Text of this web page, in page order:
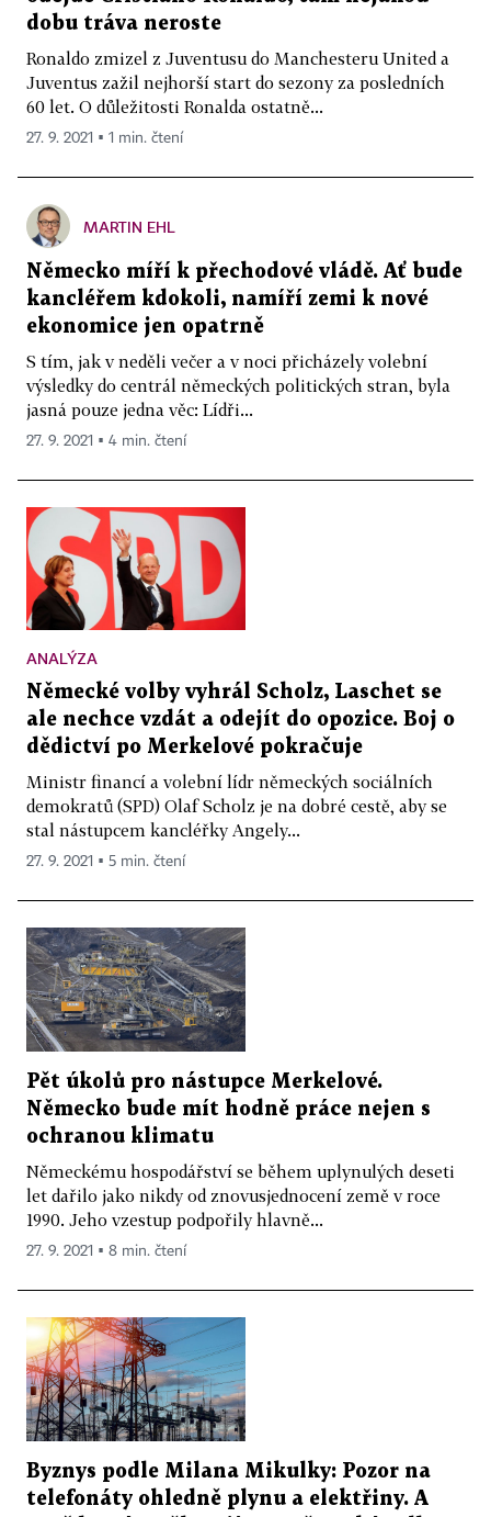
dobu tráva neroste
Ronaldo zmizel z Juventusu do Manchesteru United a
Juventus zažil nejhorší start do sezony za posledních
60 let. O důležitosti Ronalda ostatně...
27. 9. 2021 ▪ 1 min. čtení
MARTIN EHL
Německo míří k přechodové vládě. Ať bude
kancléřem kdokoli, namíří zemi k nové
ekonomice jen opatrně
S tím, jak v neděli večer a v noci přicházely volební
výsledky do centrál německých politických stran, byla
jasná pouze jedna věc: Lídři...
27. 9. 2021 ▪ 4 min. čtení
ANALÝZA
Německé volby vyhrál Scholz, Laschet se
ale nechce vzdát a odejít do opozice. Boj o
dědictví po Merkelové pokračuje
Ministr financí a volební lídr německých sociálních
demokratů (SPD) Olaf Scholz je na dobré cestě, aby se
stal nástupcem kancléřky Angely...
27. 9. 2021 ▪ 5 min. čtení
Pět úkolů pro nástupce Merkelové.
Německo bude mít hodně práce nejen s
ochranou klimatu
Německému hospodářství se během uplynulých deseti
let dařilo jako nikdy od znovusjednocení země v roce
1990. Jeho vzestup podpořily hlavně...
27. 9. 2021 ▪ 8 min. čtení
Byznys podle Milana Mikulky: Pozor na
telefonáty ohledně plynu a elektřiny. A